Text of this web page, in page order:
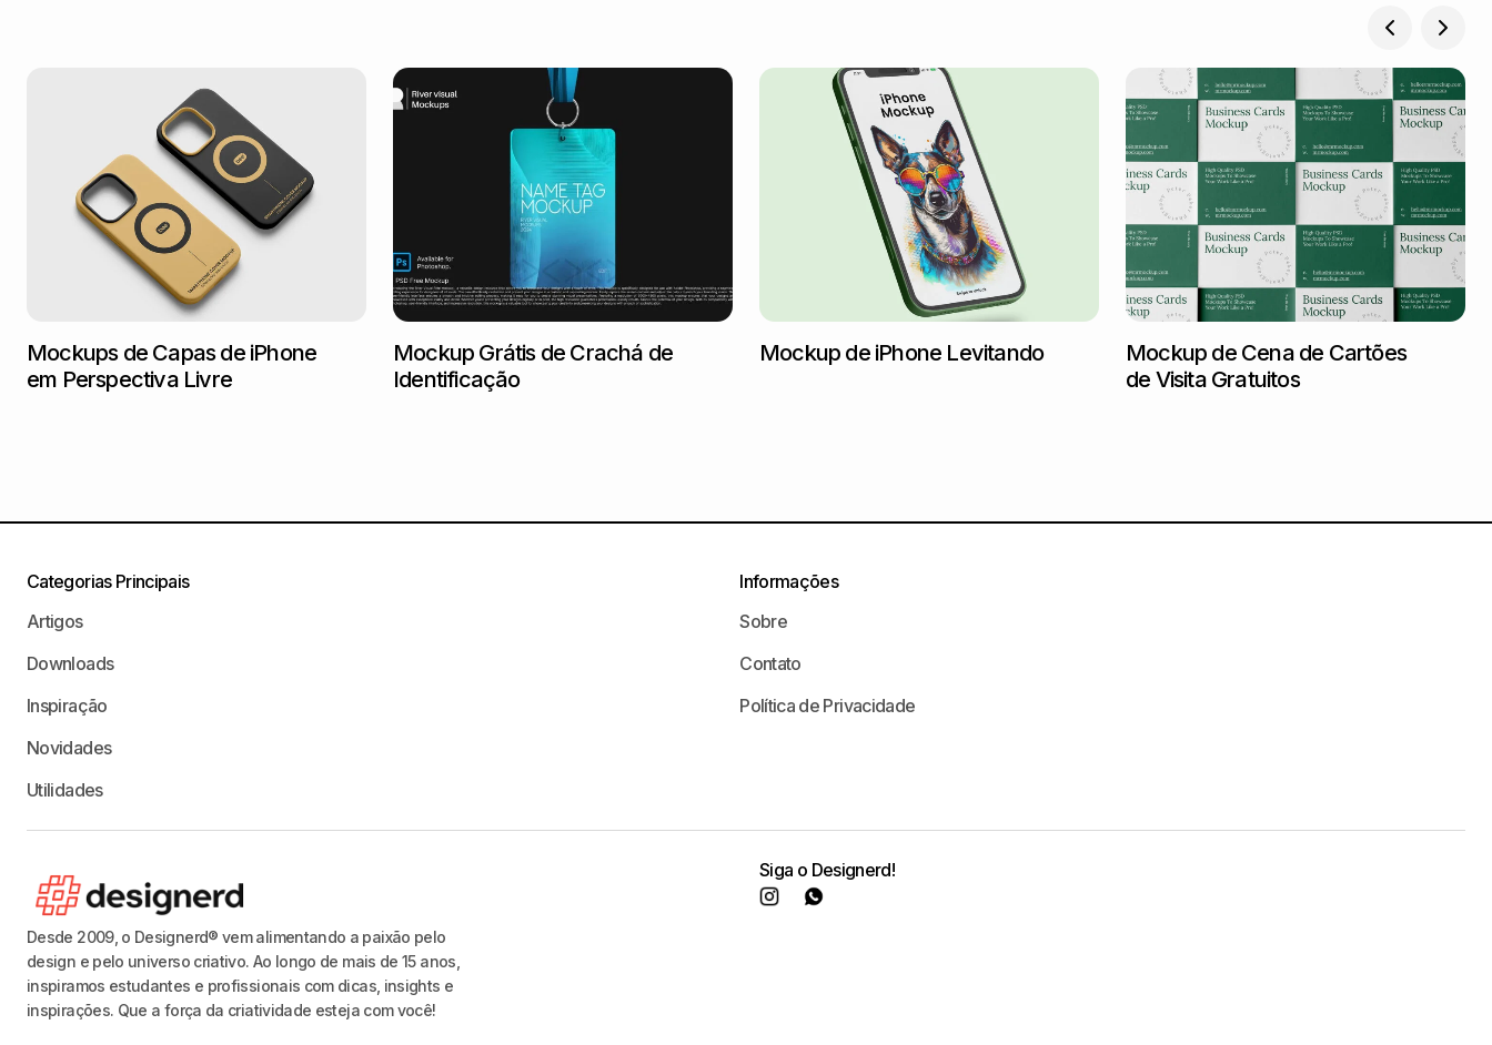
Mockups de Capas de iPhone
em Perspectiva Livre
Mockup Grátis de Crachá de
Identificação
Mockup de iPhone Levitando
Mockup de Cena de Cartões
de Visita Gratuitos
Desde 2009, o Designerd® vem alimentando a paixão pelo
design e pelo universo criativo. Ao longo de mais de 15 anos,
inspiramos estudantes e profissionais com dicas, insights e
inspirações. Que a força da criatividade esteja com você!
Categorias Principais
Artigos
Downloads
Inspiração
Novidades
Utilidades
Informações
Sobre
Contato
Política de Privacidade
Siga o Designerd!